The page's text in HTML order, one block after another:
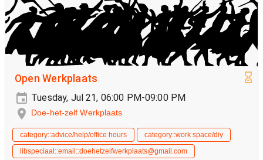
Open Werkplaats
Tuesday, Jul 21, 06:00 PM-09:00 PM
Doe-het-zelf Werkplaats
category::advice/help/office hours
category::work space/diy
libspeciaal::email::doehetzelfwerkplaats@gmail.com